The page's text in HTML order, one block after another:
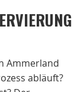
Ammerland
abläuft?